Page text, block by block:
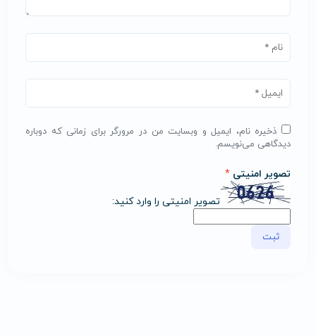
ذخیره نام، ایمیل و وبسایت من در مرورگر برای زمانی که دوباره
دیدگاهی می‌نویسم.
تصویر امنیتی *
تصویر امنیتی را وارد کنید: